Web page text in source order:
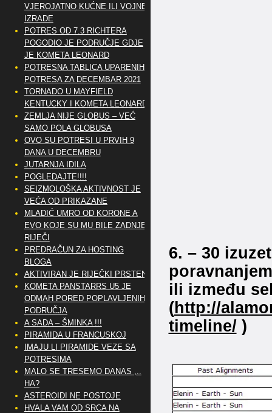
6. – 30
ili između
(http://
timeline/)
VJEROJATNO KUĆNE ILI VOJNE
IZRADE
POTRES OD 7.3 RICHTERA
POGODIO JE PODRUČJE GDJE
JE KOMETA LEONARD
POTRESNA TABLICA UPARENIH
POTRESA ZA DECEMBAR 2021
TORNADO U MAYFIELD
KENTUCKY I KOMETA LEONARD
ZEMLJA NIJE GLOBUS – VEĆ
SAMO POLA GLOBUSA
OVO SU POTRESI U PRVIH 9
DANA U DECEMBRU
JUTARNJA IDILA
POGLEDAJTE!!!!
SEIZMOLOŠKA AKTIVNOST JE
VEĆA OD PRIKAZANE
MLADIĆ UMRO OD KORONE A
EVO KOJE SU MU BILE ZADNJE
RIJEČI
PREDRAČUN ZA HOSTING
BLOGA
AKTIVIRAN JE RIJEČKI PRSTEN
KOMETA PANSTARRS U5 JE
ODMAH PORED POPLAVLJENIH
PODRUČJA
A SADA – ŠMINKA !!!
PIRAMIDA U FRANCUSKOJ
IMAJU LI PIRAMIDE VEZE SA
POTRESIMA
MALO SE TRESEMO DANAS ,..
HA?
ASTEROIDI NE POSTOJE
HVALA VAM OD SRCA NA